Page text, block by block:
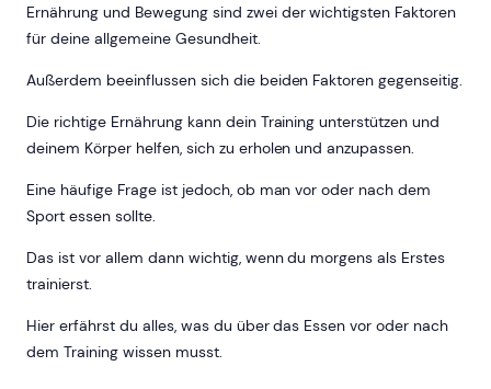
Ernährung und Bewegung sind zwei der wichtigsten Faktoren
für deine allgemeine Gesundheit.
Außerdem beeinflussen sich die beiden Faktoren gegenseitig.
Die richtige Ernährung kann dein Training unterstützen und
deinem Körper helfen, sich zu erholen und anzupassen.
Eine häufige Frage ist jedoch, ob man vor oder nach dem
Sport essen sollte.
Das ist vor allem dann wichtig, wenn du morgens als Erstes
trainierst.
Hier erfährst du alles, was du über das Essen vor oder nach
dem Training wissen musst.